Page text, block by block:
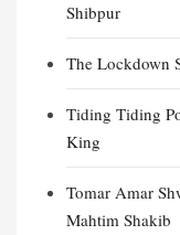
Shibpur
The Lockdown
Tiding Tiding
King
Tomar Amar
Mahtim Shakib